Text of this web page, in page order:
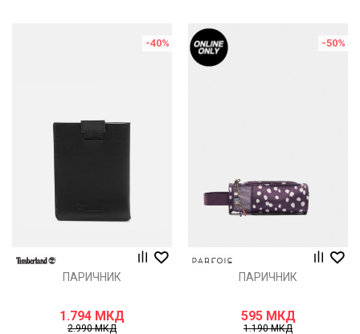
-40%
ПАРИЧНИК
1.794 МКД
2.990МКД
-50%
ПАРИЧНИК
595 МКД
1.190МКД